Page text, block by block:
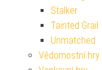
Stalker
Tainted Grail
Unmatched
Vědomostní hry